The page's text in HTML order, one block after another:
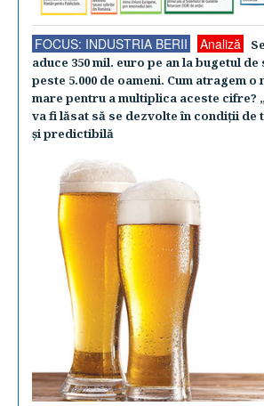
FOCUS: INDUSTRIA BERII Analiză
aduce 350 mil. euro pe an la bugetul
peste 5.000 de oameni. Cum atragem
mare pentru a multiplica aceste cifre?
va fi lăsat să se dezvolte în condiţii de
şi predictibilă